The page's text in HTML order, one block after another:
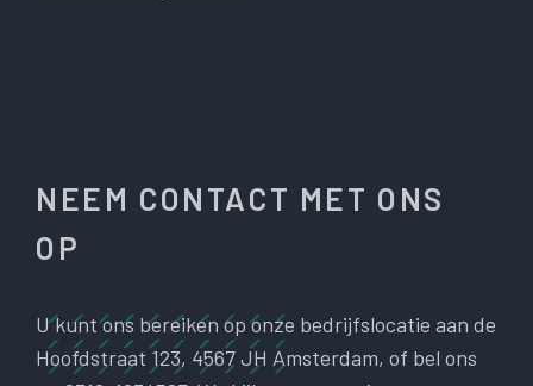
NEEM CONTACT MET ONS
OP
U kunt ons bereiken op onze bedrijfslocatie aan de
Hoofdstraat 123, 4567 JH Amsterdam, of bel ons